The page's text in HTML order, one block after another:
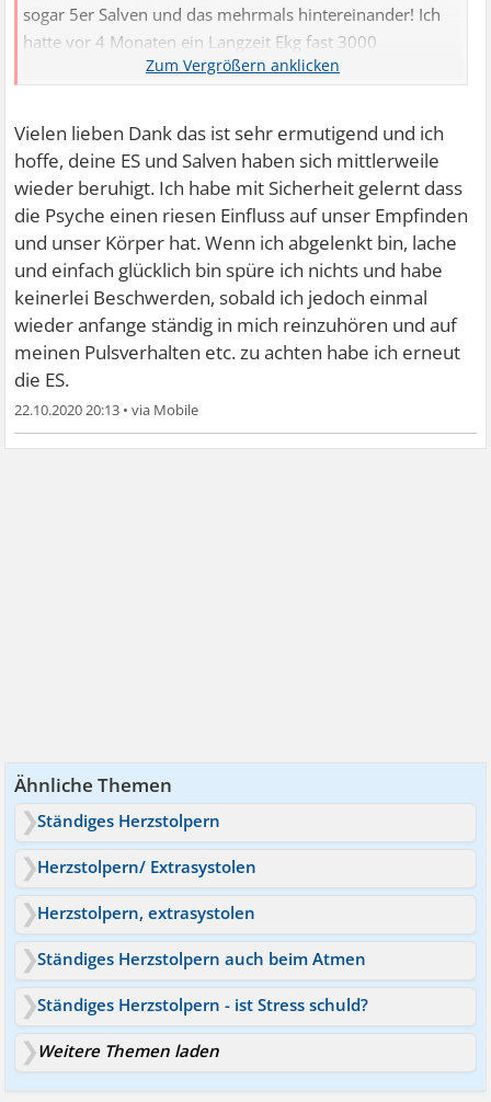
sogar 5er Salven und das mehrmals hintereinander! Ich
hatte vor 4 Monaten ein Langzeit Ekg fast 3000
Extrasystolen und mehrere Salven, angeblich alles
auch der Fall das die Extrasystolen sich mit der Zeit
immer wieder verändert haben um mir erneut Angst zu
machen( was sie mehr als erfolgreich schaffen) also mach
dir keine Sorgen wenn ich noch lebe mit ständigen Salven
dann ist es bei dir auch ungefährlich. Liebe Grüße
Vielen lieben Dank das ist sehr ermutigend und ich
hoffe, deine ES und Salven haben sich mittlerweile
wieder beruhigt. Ich habe mit Sicherheit gelernt dass
die Psyche einen riesen Einfluss auf unser Empfinden
und unser Körper hat. Wenn ich abgelenkt bin, lache
und einfach glücklich bin spüre ich nichts und habe
keinerlei Beschwerden, sobald ich jedoch einmal
wieder anfange ständig in mich reinzuhören und auf
meinen Pulsverhalten etc. zu achten habe ich erneut
die ES.
22.10.2020 20:13 •
Ähnliche Themen
Ständiges Herzstolpern
Herzstolpern/ Extrasystolen
Herzstolpern, extrasystolen
Ständiges Herzstolpern auch beim Atmen
Ständiges Herzstolpern - ist Stress schuld?
Weitere Themen laden